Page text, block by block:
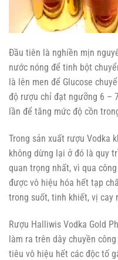
Đầu tiên là nghiền mịn
nước nóng để tinh bột
là lên men để Glucose
độ rượu chỉ đạt ngưỡng 6 –
lần để tăng mức độ cồn
Trong sản xuất rượu Vodka
không dừng lại ở đó là quy
quan trọng nhất, vì qua
được vô hiệu hóa hết tạp
trong suốt, tinh khiết, vị cay
Rượu Halliwis Vodka Gold
làm ra trên dây chuyền
tiêu vô hiệu hết các độc tố